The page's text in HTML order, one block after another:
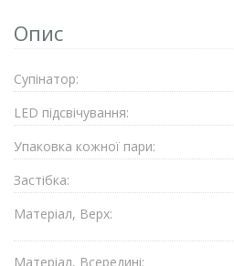
Опис
Супiнатор:
LED підсвічування:
Упаковка кожної пари:
Застібка:
Матеріал, Верх:
Матеріал, Всередині: